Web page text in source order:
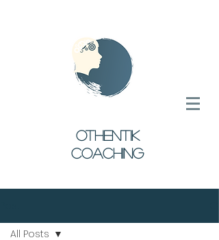
oTHENTIK
COACHING
All Posts